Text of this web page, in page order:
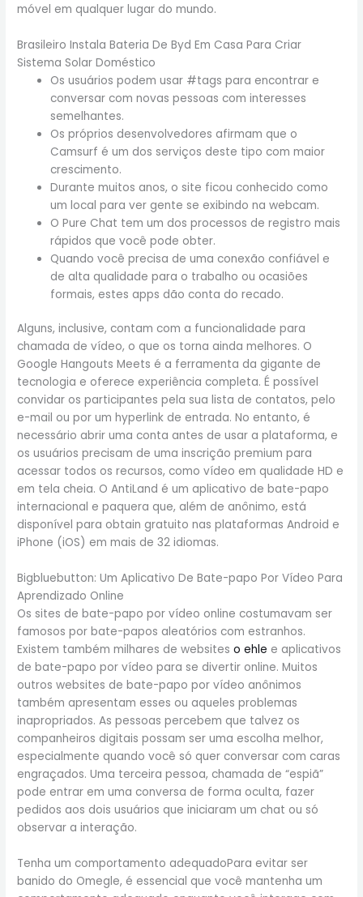
móvel em qualquer lugar do mundo.
Brasileiro Instala Bateria De Byd Em Casa Para Criar
Sistema Solar Doméstico
Os usuários podem usar #tags para encontrar e
conversar com novas pessoas com interesses
semelhantes.
Os próprios desenvolvedores afirmam que o
Camsurf é um dos serviços deste tipo com maior
crescimento.
Durante muitos anos, o site ficou conhecido como
um local para ver gente se exibindo na webcam.
O Pure Chat tem um dos processos de registro mais
rápidos que você pode obter.
Quando você precisa de uma conexão confiável e
de alta qualidade para o trabalho ou ocasiões
formais, estes apps dão conta do recado.
Alguns, inclusive, contam com a funcionalidade para
chamada de vídeo, o que os torna ainda melhores. O
Google Hangouts Meets é a ferramenta da gigante de
tecnologia e oferece experiência completa. É possível
convidar os participantes pela sua lista de contatos, pelo
e-mail ou por um hyperlink de entrada. No entanto, é
necessário abrir uma conta antes de usar a plataforma, e
os usuários precisam de uma inscrição premium para
acessar todos os recursos, como vídeo em qualidade HD e
em tela cheia. O AntiLand é um aplicativo de bate-papo
internacional e paquera que, além de anônimo, está
disponível para obtain gratuito nas plataformas Android e
iPhone (iOS) em mais de 32 idiomas.
Bigbluebutton: Um Aplicativo De Bate-papo Por Vídeo Para
Aprendizado Online
Os sites de bate-papo por vídeo online costumavam ser
famosos por bate-papos aleatórios com estranhos.
Existem também milhares de websiteso ehle e aplicativos
de bate-papo por vídeo para se divertir online. Muitos
outros websites de bate-papo por vídeo anônimos
também apresentam esses ou aqueles problemas
inapropriados. As pessoas percebem que talvez os
companheiros digitais possam ser uma escolha melhor,
especialmente quando você só quer conversar com caras
engraçados. Uma terceira pessoa, chamada de “espiã”
pode entrar em uma conversa de forma oculta, fazer
pedidos aos dois usuários que iniciaram um chat ou só
observar a interação.
Tenha um comportamento adequadoPara evitar ser
banido do Omegle, é essencial que você mantenha um